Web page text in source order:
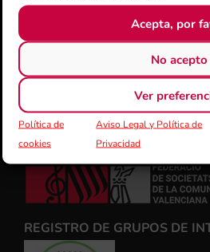
Acepta, por
No acepto
Ver
Política de
cookies
Aviso Legal y Política de
Privacidad
FSMCV
REGISTRO DE GRUPOS DE